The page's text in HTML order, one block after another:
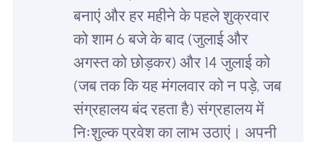
बनाएं और हर महीने के पहले शुक्रवार
को शाम 6 बजे के बाद (जुलाई और
अगस्त को छोड़कर) और 14 जुलाई को
(जब तक कि यह मंगलवार को न पड़े, जब
संग्रहालय बंद रहता है) संग्रहालय में
निःशुल्क प्रवेश का लाभ उठाएं। अपनी